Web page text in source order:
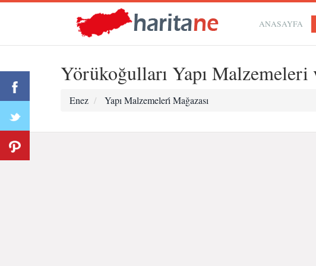
ANASAYFA
Yörükoğulları Yapı
Enez Yapı Malzemeleri̇ Mağazası